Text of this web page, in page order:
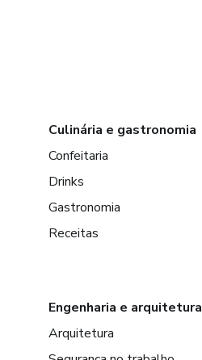
Culinária e gastronomia
Confeitaria
Drinks
Gastronomia
Receitas
Engenharia e arquitetura
Arquitetura